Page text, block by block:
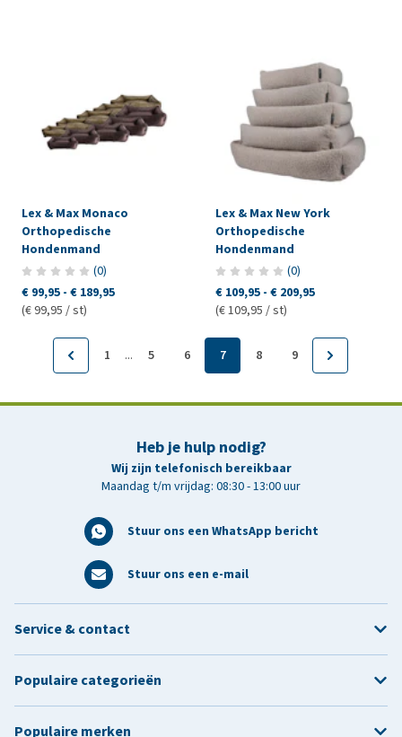
Lex & Max Monaco
Orthopedische
Hondenmand
(0)
€ 99,95 - € 189,95
(€ 99,95 / st)
Lex & Max New York
Orthopedische
Hondenmand
(0)
€ 109,95 - € 209,95
(€ 109,95 / st)
1 ... 5 6 7 8 9
Heb je hulp nodig?
Wij zijn telefonisch bereikbaar
Maandag t/m vrijdag: 08:30 - 13:00 uur
Stuur ons een WhatsApp bericht
Stuur ons een e-mail
Service & contact
Populaire categorieën
Populaire merken